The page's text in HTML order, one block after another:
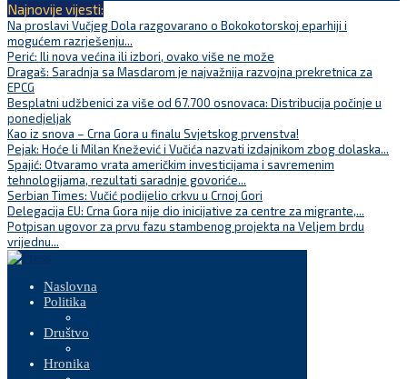
Najnovije vijesti:
Na proslavi Vučjeg Dola razgovarano o Bokokotorskoj eparhiji i
mogućem razrješenju...
Perić: Ili nova većina ili izbori, ovako više ne može
Dragaš: Saradnja sa Masdarom je najvažnija razvojna prekretnica za
EPCG
Besplatni udžbenici za više od 67.700 osnovaca: Distribucija počinje u
ponedjeljak
Kao iz snova – Crna Gora u finalu Svjetskog prvenstva!
Pejak: Hoće li Milan Knežević i Vučića nazvati izdajnikom zbog dolaska...
Spajić: Otvaramo vrata američkim investicijama i savremenim
tehnologijama, rezultati saradnje govoriće...
Serbian Times: Vučić podijelio crkvu u Crnoj Gori
Delegacija EU: Crna Gora nije dio inicijative za centre za migrante,...
Potpisan ugovor za prvu fazu stambenog projekta na Veljem brdu
vrijednu...
Naslovna
Politika
Društvo
Hronika